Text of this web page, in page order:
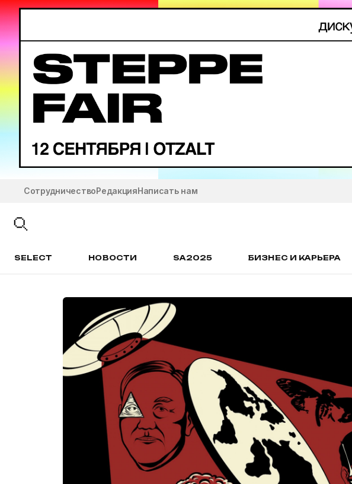
СотрудничествоРедакцияНаписать нам
SELECT НОВОСТИ SA2025 БИЗНЕС И КАРЬЕРА